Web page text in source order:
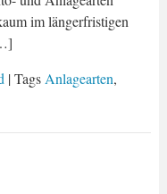
im längerfristigen
| Tags Anlagearten,